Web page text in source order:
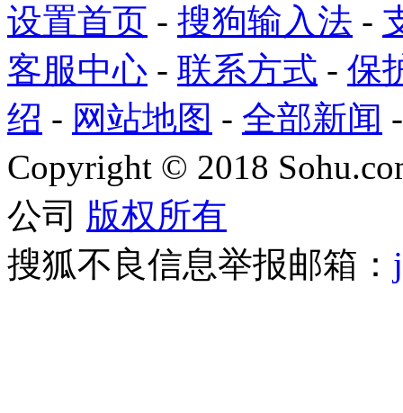
设置首页 - 搜狗输入法 -
客服中心 - 联系方式 - 保
绍 - 网站地图 - 全部新闻
Copyright © 2018
公司 版权所有
搜狐不良信息举报邮箱：